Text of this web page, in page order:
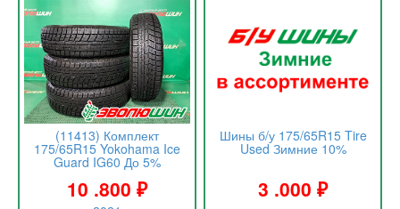
(11413) Комплект
175/65R15 Yokohama Ice
Guard IG60 До 5%
10 .800 ₽
Шины б/у 175/65R15 Tire
Used Зимние 10%
3 .000₽